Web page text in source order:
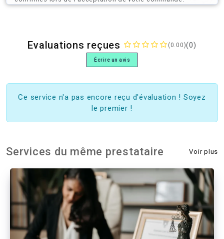
Evaluations reçues (0.00)(0)
Écrire un avis
Ce service n'a pas encore reçu d'évaluation ! Soyez
le premier !
Services du même prestataire Voir plus